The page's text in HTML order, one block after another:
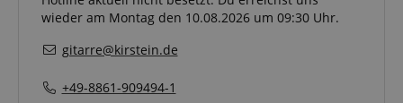
wieder am Montag den 10.08.2026 um 09:30 Uhr.
gitarre@kirstein.de
+49-8861-909494-1